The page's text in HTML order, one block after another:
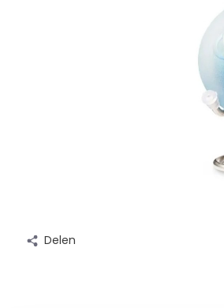
Delen